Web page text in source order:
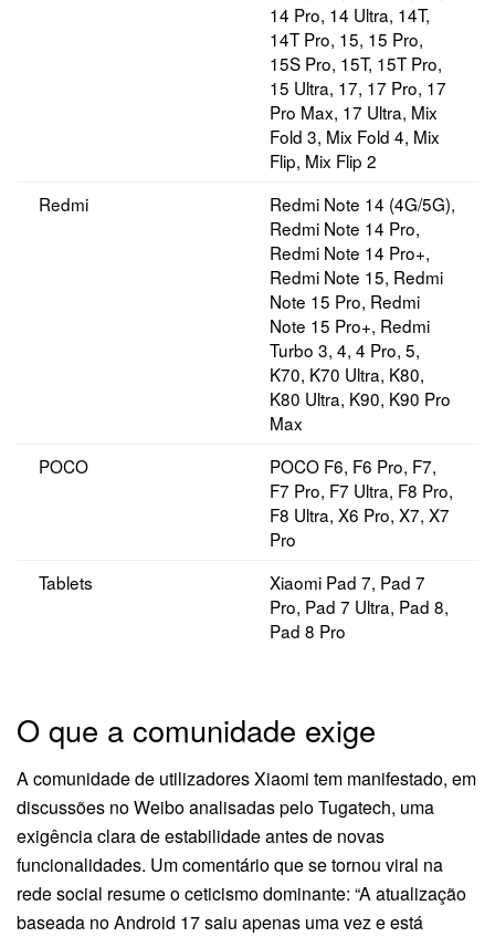
14 Pro, 14 Ultra, 14T,
14T Pro, 15, 15 Pro,
15S Pro, 15T, 15T Pro,
15 Ultra, 17, 17 Pro, 17
Pro Max, 17 Ultra, Mix
Fold 3, Mix Fold 4, Mix
Flip, Mix Flip 2
Redmi
Redmi Note 14 (4G/5G),
Redmi Note 14 Pro,
Redmi Note 14 Pro+,
Redmi Note 15, Redmi
Note 15 Pro, Redmi
Note 15 Pro+, Redmi
Turbo 3, 4, 4 Pro, 5,
K70, K70 Ultra, K80,
K80 Ultra, K90, K90 Pro
Max
POCO
POCO F6, F6 Pro, F7,
F7 Pro, F7 Ultra, F8 Pro,
F8 Ultra, X6 Pro, X7, X7
Pro
Tablets
Xiaomi Pad 7, Pad 7
Pro, Pad 7 Ultra, Pad 8,
Pad 8 Pro
O que a comunidade exige
A comunidade de utilizadores Xiaomi tem manifestado, em
discussões no Weibo analisadas pelo Tugatech, uma
exigência clara de estabilidade antes de novas
funcionalidades. Um comentário que se tornou viral na
rede social resume o ceticismo dominante: “A atualização
baseada no Android 17 saiu apenas uma vez e está